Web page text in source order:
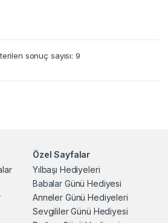
sonuç sayısı: 9
Özel Sayfalar
Yılbaşı Hediyeleri
Babalar Günü Hediyesi
Anneler Günü Hediyeleri
Sevgililer Günü Hediyesi